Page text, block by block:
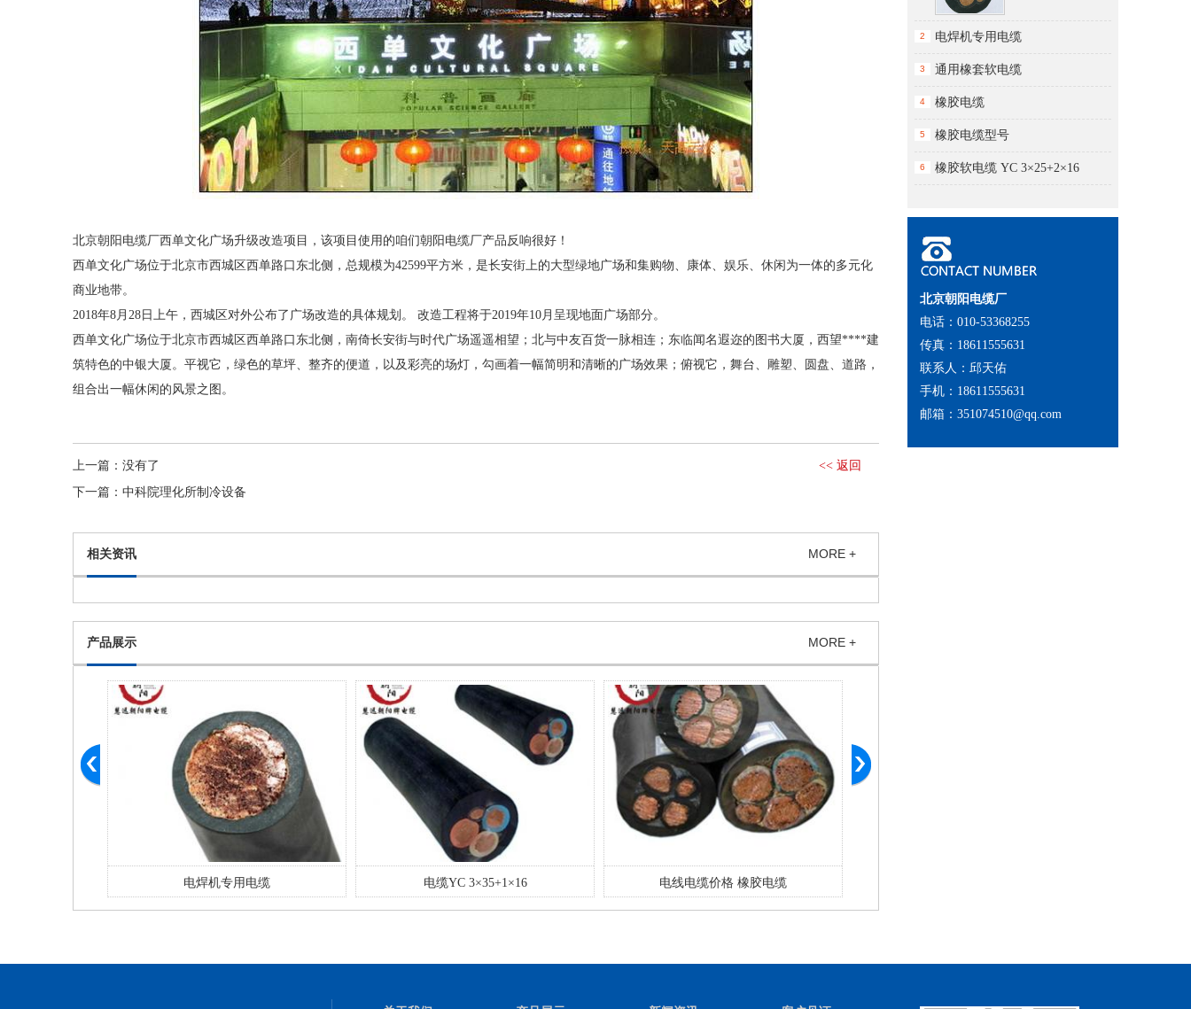
北京朝阳电缆厂西单文化广场升级改造项目，该项目使用的咱们朝阳电缆厂产品反响很好！
西单文化广场位于北京市西城区西单路口东北侧，总规模为42599平方米，是长安街上的大型绿地广场和集购物、康体、娱乐、休闲为一体的多元化
商业地带。
2018年8月28日上午，西城区对外公布了广场改造的具体规划。 改造工程将于2019年10月呈现地面广场部分。
西单文化广场位于北京市西城区西单路口东北侧，南倚长安街与时代广场遥遥相望；北与中友百货一脉相连；东临闻名遐迩的图书大厦，西望****建
筑特色的中银大厦。平视它，绿色的草坪、整齐的便道，以及彩亮的场灯，勾画着一幅简明和清晰的广场效果；俯视它，舞台、雕塑、圆盘、道路，
组合出一幅休闲的风景之图。
上一篇： 没有了
下一篇： 中科院理化所制冷设备
<< 返回
相关资讯 MORE +
产品展示 MORE +
电焊机专用电缆 电缆YC 3×35+1×16 电线电缆价格 橡胶电缆
2 电焊机专用电缆
3 通用橡套软电缆
4 橡胶电缆
5 橡胶电缆型号
6 橡胶软电缆 YC 3×25+2×16
北京朝阳电缆厂
电话：010-53368255
传真：18611555631
联系人：邱天佑
手机：18611555631
邮箱：351074510@qq.com